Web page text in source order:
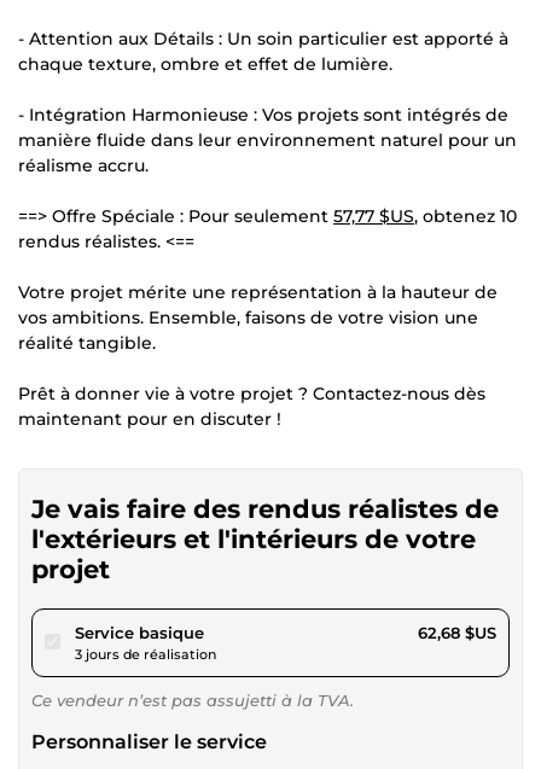
- Attention aux Détails : Un soin particulier est apporté à
chaque texture, ombre et effet de lumière.
- Intégration Harmonieuse : Vos projets sont intégrés de
manière fluide dans leur environnement naturel pour un
réalisme accru.
==> Offre Spéciale : Pour seulement 57,77 $US, obtenez 10
rendus réalistes. <==
Votre projet mérite une représentation à la hauteur de
vos ambitions. Ensemble, faisons de votre vision une
réalité tangible.
Prêt à donner vie à votre projet ? Contactez-nous dès
maintenant pour en discuter !
Je vais faire des rendus réalistes de
l'extérieurs et l'intérieurs de votre
projet
Service basiquepour 57,77 $US
3 jours de réalisation
62,68 $US
Ce vendeur n’est pas assujetti à la TVA.
Personnaliser le service